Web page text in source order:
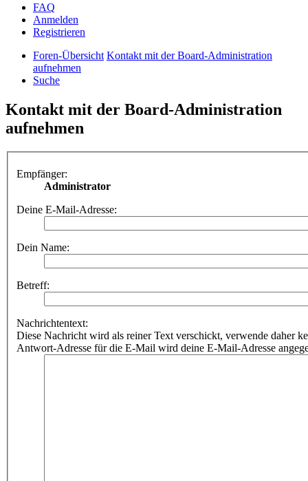
FAQ
Anmelden
Registrieren
Foren-Übersicht Kontakt mit der Board-Administration
aufnehmen
Suche
Kontakt mit der Board-Administration
aufnehmen
Empfänger:
Administrator
Deine E-Mail-Adresse:
Dein Name:
Betreff:
Nachrichtentext:
Diese Nachricht wird als reiner Text verschickt, verwende daher
Antwort-Adresse für die E-Mail wird deine E-Mail-Adresse